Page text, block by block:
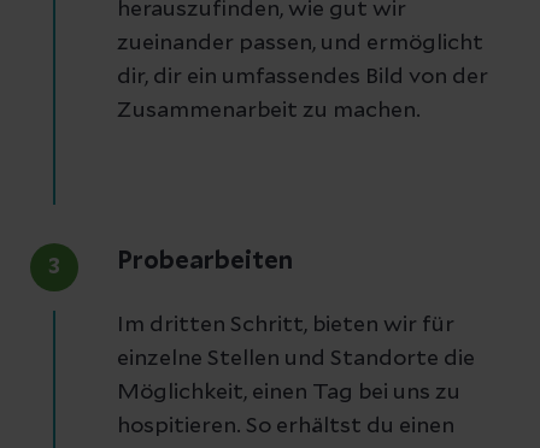
herauszufinden, wie gut wir
zueinander passen, und ermöglicht
dir, dir ein umfassendes Bild von der
Zusammenarbeit zu machen.
3 Probearbeiten
Im dritten Schritt, bieten wir für
einzelne Stellen und Standorte die
Möglichkeit, einen Tag bei uns zu
hospitieren. So erhältst du einen